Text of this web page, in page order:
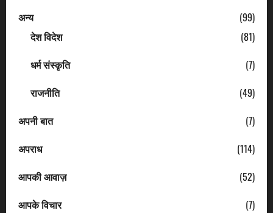
अन्य
(99)
देश विदेश
(81)
धर्म संस्कृति
(7)
राजनीति
(49)
अपनी बात
(7)
अपराध
(114)
आपकी आवाज़
(52)
आपके विचार
(7)